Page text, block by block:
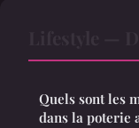
Quels sont les
dans la poterie